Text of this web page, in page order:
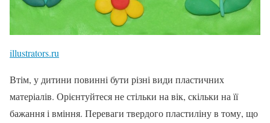
illustrators.ru
Втім, у дитини повинні бути різні види пластичних
матеріалів. Орієнтуйтеся не стільки на вік, скільки на її
бажання і вміння. Переваги твердого пластиліну в тому, що